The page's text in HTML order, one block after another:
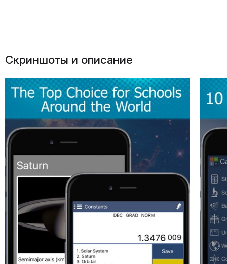
Скриншоты и описание